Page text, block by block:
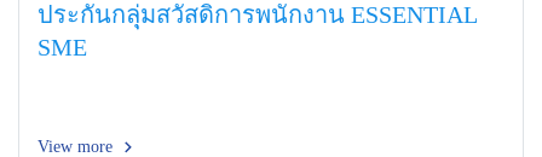
ประกันกลุุ่มสวัสดิการพนักงาน ESSENTIAL
SME
View more